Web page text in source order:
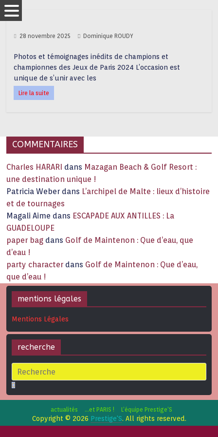
28 novembre 2025 Dominique ROUDY
Photos et témoignages inédits de champions et
championnes des Jeux de Paris 2024 L’occasion est
unique de s’unir avec les
Lire la suite
COMMENTAIRES
Charles HARARI dans Mazagan Beach & Golf Resort :
une destination unique !
Patricia Weber dans L’archipel de Malte : lieux d’histoire
et de tournages
Magali Aime dans ESCAPADE AUX ANTILLES : La
GUADELOUPE
paper bag dans Golf de Maintenon : Que d’eau, que
d’eau !
party character dans Golf de Maintenon : Que d’eau,
que d’eau !
mentions légales
Mentions Légales
recherche
actualités …et PARIS ! L’équipe Prestige’S
Copyright © 2026 Prestige'S. All rights reserved.